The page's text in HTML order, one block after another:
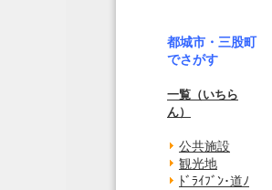
都城市・三股町
でさがす
一覧（いちら
ん）
公共施設
観光地
ﾄﾞﾗｲﾌﾞﾝ･道ﾉ